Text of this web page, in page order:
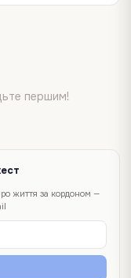
першим!
життя за кордоном —